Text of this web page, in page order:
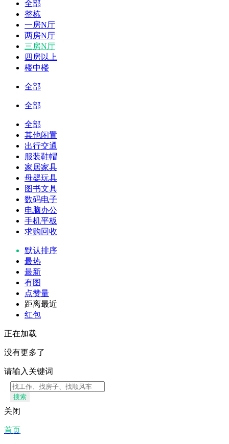
全部
整栋
一房N厅
两房N厅
三房N厅
四房以上
楼中楼
全部
全部
全部
其他闲置
出行交通
服装鞋帽
家居家具
母婴玩具
图书文具
数码电子
电脑办公
手机平板
求购回收
默认排序
最热
最新
有图
点赞量
距离最近
红包
正在加载
没有更多了
请输入关键词
搜索
关闭
首页